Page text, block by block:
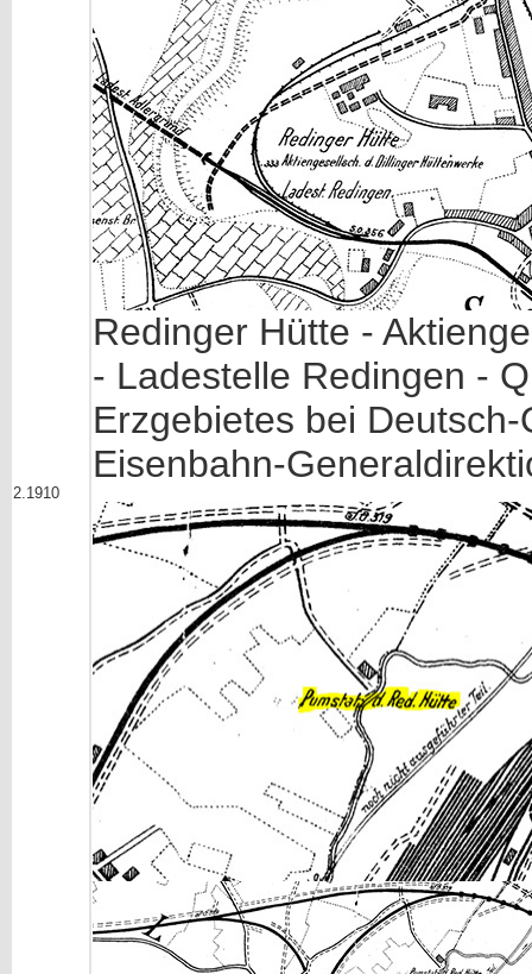
2.1910
Redinger Hütte -
- Ladestelle Redingen -
Erzgebietes bei
Eisenbahn-